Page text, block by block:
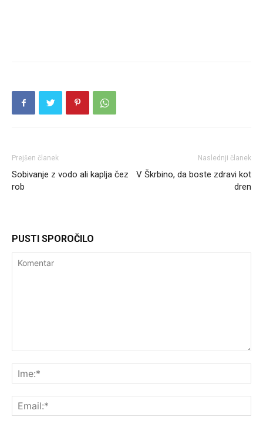
Prejšen članek
Sobivanje z vodo ali kaplja čez
rob
Naslednji članek
V Škrbino, da boste zdravi kot
dren
PUSTI SPOROČILO